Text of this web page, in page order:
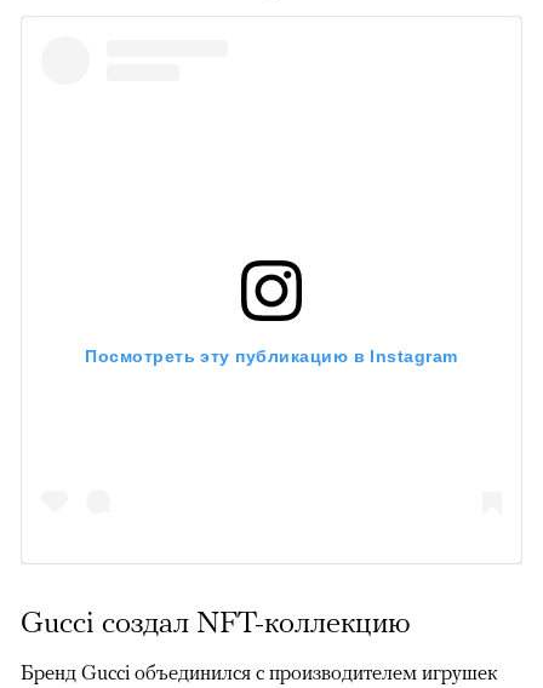
Посмотреть эту публикацию в Instagram
Gucci создал NFT-коллекцию
Бренд Gucci объединился с производителем игрушек